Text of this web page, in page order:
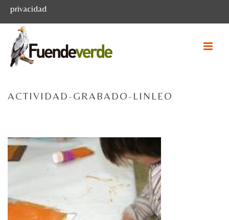
ACTIVIDAD-GRABADO-LINLEO
privacidad